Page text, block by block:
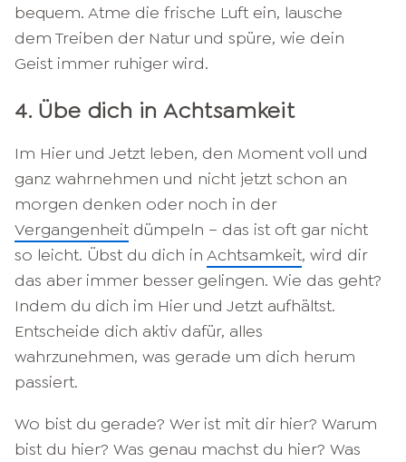
bequem. Atme die frische Luft ein, lausche
dem Treiben der Natur und spüre, wie dein
Geist immer ruhiger wird.
4. Übe dich in Achtsamkeit
Im Hier und Jetzt leben, den Moment voll und
ganz wahrnehmen und nicht jetzt schon an
morgen denken oder noch in der
Vergangenheit dümpeln – das ist oft gar nicht
so leicht. Übst du dich in Achtsamkeit, wird dir
das aber immer besser gelingen. Wie das geht?
Indem du dich im Hier und Jetzt aufhältst.
Entscheide dich aktiv dafür, alles
wahrzunehmen, was gerade um dich herum
passiert.
Wo bist du gerade? Wer ist mit dir hier? Warum
bist du hier? Was genau machst du hier? Was